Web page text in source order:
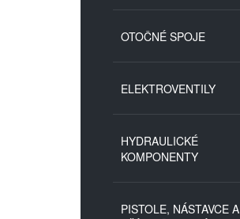
OTOČNÉ SPOJE
ELEKTROVENTILY
HYDRAULICKÉ
KOMPONENTY
PISTOLE, NÁSTAVCE A